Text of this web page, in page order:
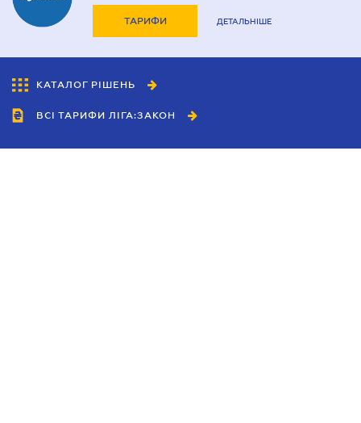
ТАРИФИ ДЕТАЛЬНІШЕ
КАТАЛОГ РІШЕНЬ
ВСІ ТАРИФИ ЛІГА:ЗАКОН